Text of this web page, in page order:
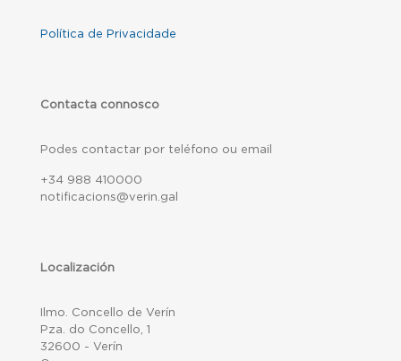
Política de Privacidade
Contacta connosco
Podes contactar por teléfono ou email
+34 988 410000
notificacions@verin.gal
Localización
Ilmo. Concello de Verín
Pza. do Concello, 1
32600 - Verín